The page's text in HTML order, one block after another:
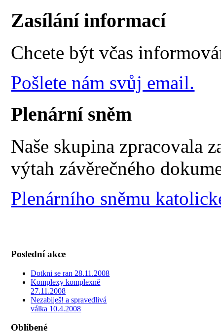
Zasílání informací
Chcete být včas
Pošlete nám svůj email.
Plenární sněm
Naše skupina zpracovala
výtah závěrečného
Plenárního sněmu
Poslední akce
Dotkni se ran 28.11.2008
Komplexy komplexně
27.11.2008
Nezabiješ! a spravedlivá
válka 10.4.2008
Oblíbené